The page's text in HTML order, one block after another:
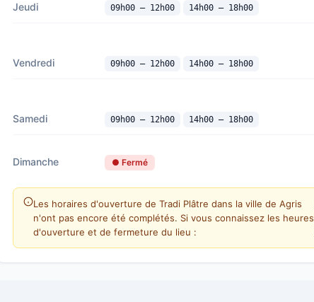
Jeudi 09h00 — 12h00 14h00 — 18h00
Vendredi 09h00 — 12h00 14h00 — 18h00
Samedi 09h00 — 12h00 14h00 — 18h00
Dimanche ● Fermé
Les horaires d'ouverture de Tradi Plâtre dans la ville de Agris
n'ont pas encore été complétés. Si vous connaissez les heures
d'ouverture et de fermeture du lieu :